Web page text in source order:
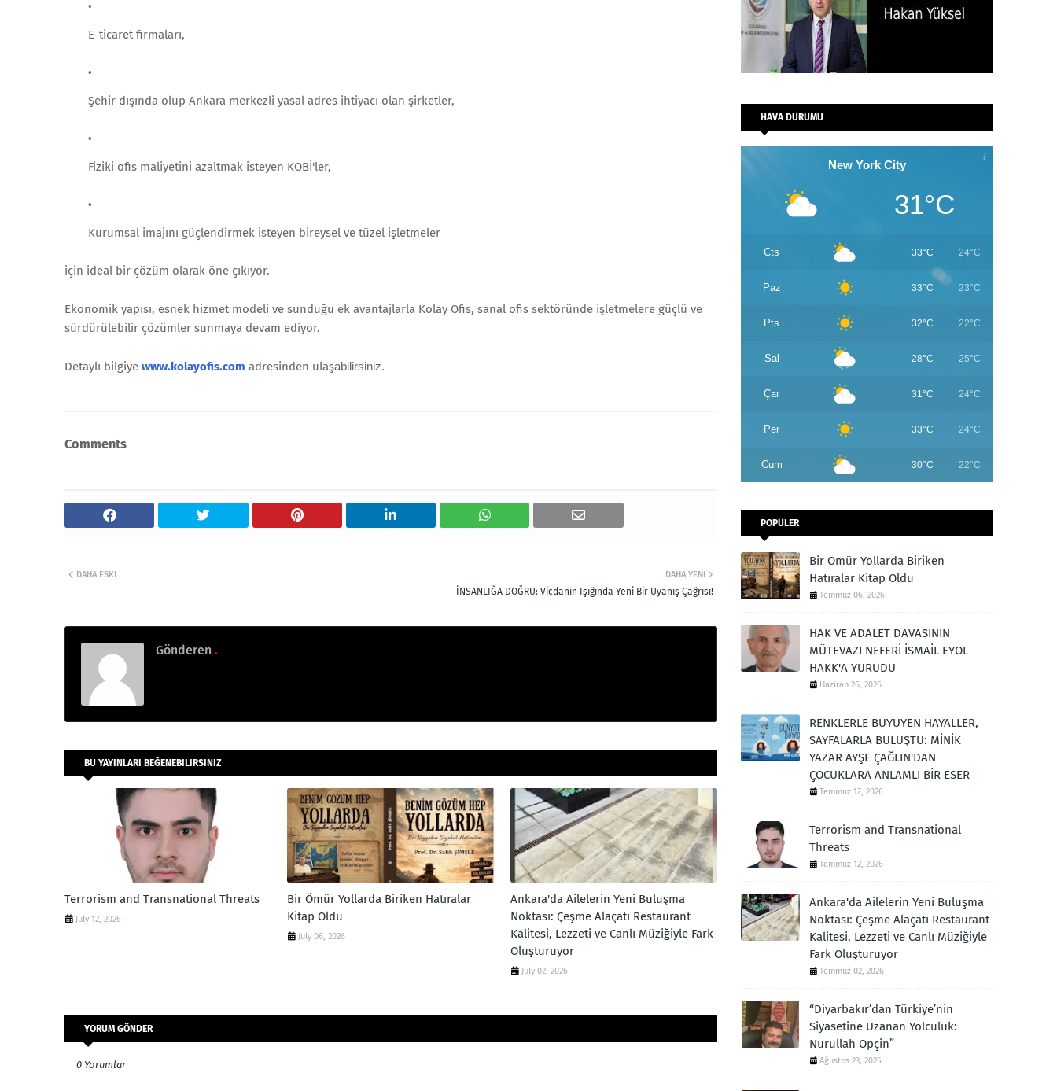
E-ticaret firmaları,
Şehir dışında olup Ankara merkezli yasal adres ihtiyacı olan şirketler,
Fiziki ofis maliyetini azaltmak isteyen KOBİ'ler,
Kurumsal imajını güçlendirmek isteyen bireysel ve tüzel işletmeler
için ideal bir çözüm olarak öne çıkıyor.
Ekonomik yapısı, esnek hizmet modeli ve sunduğu ek avantajlarla Kolay Ofis, sanal ofis sektöründe işletmelere güçlü ve
sürdürülebilir çözümler sunmaya devam ediyor.
Detaylı bilgiye www.kolayofis.com adresinden ulaşabilirsiniz.
Comments
DAHA YENI
İNSANLIĞA DOĞRU: Vicdanın Işığında Yeni Bir Uyanış Çağrısı!
DAHA ESKI
Gönderen .
BU YAYINLARI BEĞENEBILIRSINIZ
Terrorism and Transnational Threats
July 12, 2026
Bir Ömür Yollarda Biriken Hatıralar
Kitap Oldu
July 06, 2026
Ankara'da Ailelerin Yeni Buluşma
Noktası: Çeşme Alaçatı Restaurant
Kalitesi, Lezzeti ve Canlı Müziğiyle Fark
Oluşturuyor
July 02, 2026
YORUM GÖNDER
0 Yorumlar
HAVA DURUMU
New York City
31°C
Cts 33°C 24°C
Paz 33°C 23°C
Pts 32°C 22°C
Sal 28°C 25°C
Çar 31°C 24°C
Per 33°C 24°C
Cum 30°C 22°C
POPÜLER
Bir Ömür Yollarda Biriken
Hatıralar Kitap Oldu
Temmuz 06, 2026
HAK VE ADALET DAVASININ
MÜTEVAZI NEFERİ İSMAİL EYOL
HAKK'A YÜRÜDÜ
Haziran 26, 2026
RENKLERLE BÜYÜYEN HAYALLER,
SAYFALARLA BULUŞTU: MİNİK
YAZAR AYŞE ÇAĞLIN'DAN
ÇOCUKLARA ANLAMLI BİR ESER
Temmuz 17, 2026
Terrorism and Transnational
Threats
Temmuz 12, 2026
Ankara'da Ailelerin Yeni Buluşma
Noktası: Çeşme Alaçatı Restaurant
Kalitesi, Lezzeti ve Canlı Müziğiyle
Fark Oluşturuyor
Temmuz 02, 2026
“Diyarbakır’dan Türkiye’nin
Siyasetine Uzanan Yolculuk:
Nurullah Opçin”
Ağustos 23, 2025